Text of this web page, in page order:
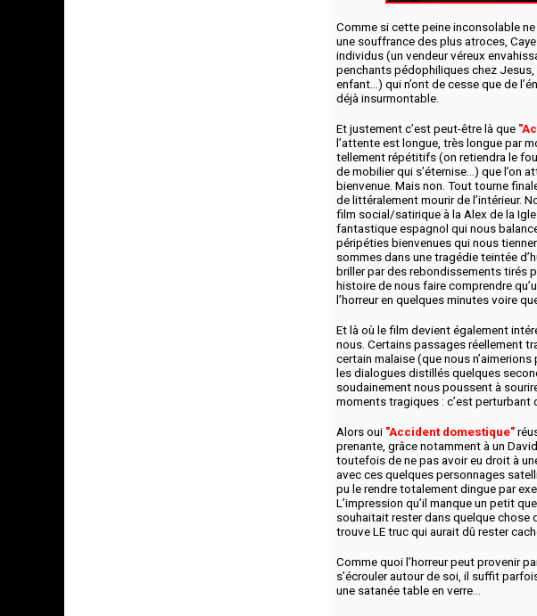
Comme si cette peine inconsolable
une souffrance des plus atroces,
individus (un vendeur véreux
penchants pédophiliques chez Jesus,
enfant...) qui n’ont de cesse que de
déjà insurmontable.
Et justement c’est peut-être là que
l’attente est longue, très longue par
tellement répétitifs (on retiendra le
de mobilier qui s’éternise…) que l’on
bienvenue. Mais non. Tout tourne
de littéralement mourir de l’intérieur.
film social/satirique à la Alex de la
fantastique espagnol qui nous
péripéties bienvenues qui nous
sommes dans une tragédie teintée
briller par des rebondissements tirés
histoire de nous faire comprendre
l’horreur en quelques minutes voire
Et là où le film devient également
nous. Certains passages réellement
certain malaise (que nous
les dialogues distillés quelques
soudainement nous poussent à
moments tragiques : c’est perturbant
Alors oui "Accident domestique"
prenante, grâce notamment à un
toutefois de ne pas avoir eu droit à
avec ces quelques personnages
pu le rendre totalement dingue par
L’impression qu’il manque un petit
souhaitait rester dans quelque chose
trouve LE truc qui aurait dû rester
Comme quoi l’horreur peut provenir
s’écrouler autour de soi, il suffit
une satanée table en verre…